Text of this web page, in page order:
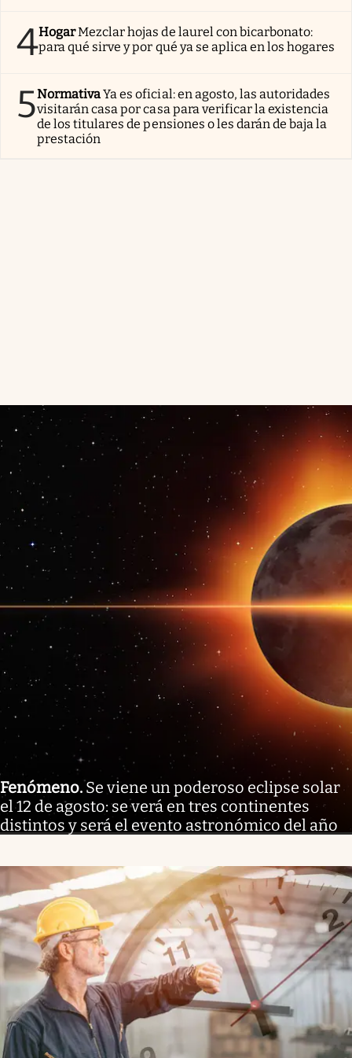
4HogarMezclar hojas de laurel con bicarbonato:
para qué sirve y por qué ya se aplica en los hogares
5NormativaYa es oficial: en agosto, las autoridades
visitarán casa por casa para verificar la existencia
de los titulares de pensiones o les darán de baja la
prestación
Fenómeno.Se viene un poderoso eclipse solar
el 12 de agosto: se verá en tres continentes
distintos y será el evento astronómico del año